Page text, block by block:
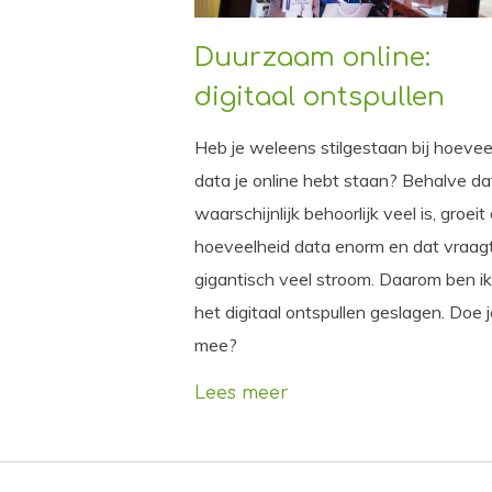
Duurzaam online:
digitaal ontspullen
Heb je weleens stilgestaan bij
data je online hebt staan? Behalve
waarschijnlijk behoorlijk veel is, groeit
hoeveelheid data enorm en dat
gigantisch veel stroom. Daarom ben
het digitaal ontspullen geslagen. Doe
mee?
Lees meer